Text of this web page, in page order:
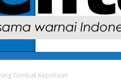
Tombak Kepolisian